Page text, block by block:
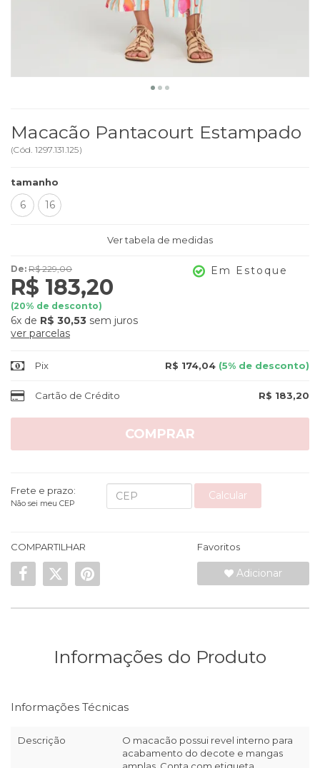
Macacão Pantacourt Estampado
(Cód. 1297.131.125)
tamanho
6 16
Ver tabela de medidas
De: R$ 229,00
R$ 183,20
(20% de desconto)
6x de R$ 30,53 sem juros
ver parcelas
Em Estoque
Pix R$ 174,04 (5% de desconto)
Cartão de Crédito R$ 183,20
COMPRAR
Frete e prazo:
Não sei meu CEP
Calcular
COMPARTILHAR Favoritos
Adicionar
Informações do Produto
Informações Técnicas
Descrição
O macacão possui revel interno para
acabamento do decote e mangas